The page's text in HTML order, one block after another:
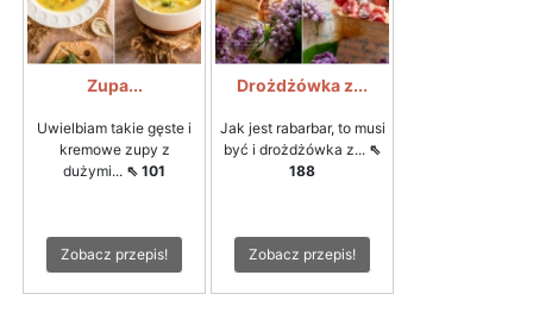
Zupa...
Uwielbiam takie gęste i
kremowe zupy z
dużymi... ⇖ 101
Zobacz przepis!
Drożdżówka z...
Jak jest rabarbar, to musi
być i drożdżówka z... ⇖
188
Zobacz przepis!